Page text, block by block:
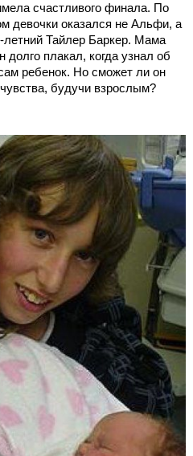
счастливого финала. По
девочки оказался не Альфи, а
Тайлер Баркер. Мама
плакал, когда узнал об
ребенок. Но сможет ли он
будучи взрослым?